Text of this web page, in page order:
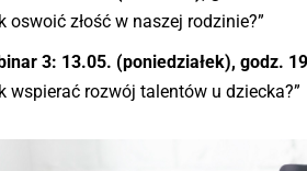
oswoić złość w naszej rodzinie?”
3: 13.05. (poniedziałek), godz.
wspierać rozwój talentów u dziecka?”